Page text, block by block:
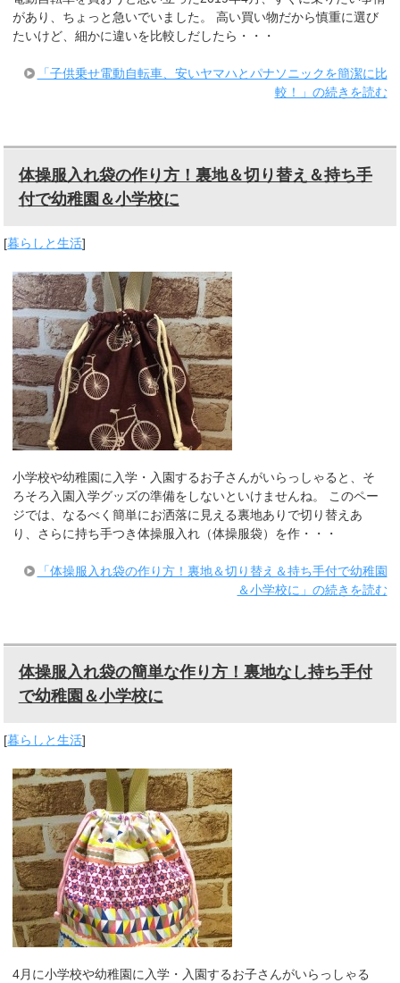
があり、ちょっと急いでいました。 高い買い物だから慎重に選び
たいけど、細かに違いを比較しだしたら・・・
「子供乗せ電動自転車、安いヤマハとパナソニックを簡潔に比
較！」の続きを読む
体操服入れ袋の作り方！裏地＆切り替え＆持ち手
付で幼稚園＆小学校に
[暮らしと生活]
小学校や幼稚園に入学・入園するお子さんがいらっしゃると、そ
ろそろ入園入学グッズの準備をしないといけませんね。 このペー
ジでは、なるべく簡単にお洒落に見える裏地ありで切り替えあ
り、さらに持ち手つき体操服入れ（体操服袋）を作・・・
「体操服入れ袋の作り方！裏地＆切り替え＆持ち手付で幼稚園
＆小学校に」の続きを読む
体操服入れ袋の簡単な作り方！裏地なし持ち手付
で幼稚園＆小学校に
[暮らしと生活]
4月に小学校や幼稚園に入学・入園するお子さんがいらっしゃる